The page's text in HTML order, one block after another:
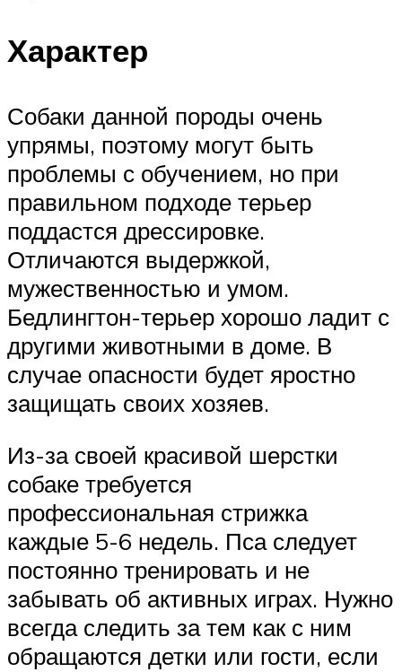
Характер
Собаки данной породы очень
упрямы, поэтому могут быть
проблемы с обучением, но при
правильном подходе терьер
поддастся дрессировке.
Отличаются выдержкой,
мужественностью и умом.
Бедлингтон-терьер хорошо ладит с
другими животными в доме. В
случае опасности будет яростно
защищать своих хозяев.
Из-за своей красивой шерстки
собаке требуется
профессиональная стрижка
каждые 5-6 недель. Пса следует
постоянно тренировать и не
забывать об активных играх. Нужно
всегда следить за тем как с ним
обращаются детки или гости, если